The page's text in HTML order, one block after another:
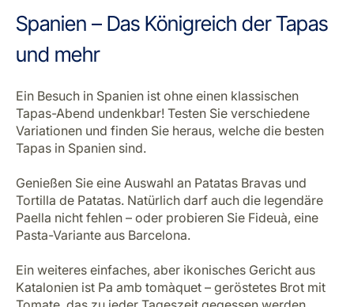
Traditionelle marokkanische Tajine mit Huhn,
Trockenfrüchten und Gewürzen
Spanien – Das Königreich der Tapas
und mehr
Ein Besuch in Spanien ist ohne einen klassischen
Tapas-Abend undenkbar! Testen Sie verschiedene